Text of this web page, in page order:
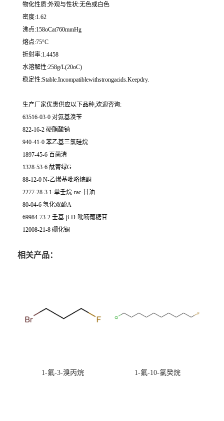
物化性质:外观与性状:无色或白色
密度:1.62
沸点:158oCat760mmHg
熔点:75°C
折射率:1.4458
水溶解性:258g/L(20oC)
稳定性:Stable.Incompatiblewithstrongacids.Keepdry.
生产厂家优惠供应以下品种,欢迎咨询:
63516-03-0 对氨基溴苄
822-16-2 硬脂酸钠
940-41-0 苯乙基三氯硅烷
1897-45-6 百菌清
1328-53-6 酞菁绿G
88-12-0 N-乙烯基吡咯烷酮
2277-28-3 1-单壬烷-rac-甘油
80-04-6 氢化双酚A
69984-73-2 壬基-β-D-吡喃葡糖苷
12008-21-8 硼化镧
相关产品：
1-氟-3-溴丙烷 1-氟-10-氯癸烷